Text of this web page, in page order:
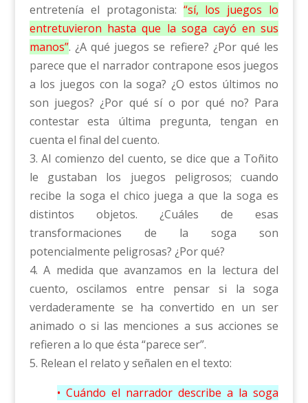
entretenía el protagonista: “sí, los juegos lo
entretuvieron hasta que la soga cayó en sus
manos”. ¿A qué juegos se refiere? ¿Por qué les
parece que el narrador contrapone esos juegos
a los juegos con la soga? ¿O estos últimos no
son juegos? ¿Por qué sí o por qué no? Para
contestar esta última pregunta, tengan en
cuenta el final del cuento.
3. Al comienzo del cuento, se dice que a Toñito
le gustaban los juegos peligrosos; cuando
recibe la soga el chico juega a que la soga es
distintos objetos. ¿Cuáles de esas
transformaciones de la soga son
potencialmente peligrosas? ¿Por qué?
4. A medida que avanzamos en la lectura del
cuento, oscilamos entre pensar si la soga
verdaderamente se ha convertido en un ser
animado o si las menciones a sus acciones se
refieren a lo que ésta “parece ser”.
5. Relean el relato y señalen en el texto:
• Cuándo el narrador describe a la soga